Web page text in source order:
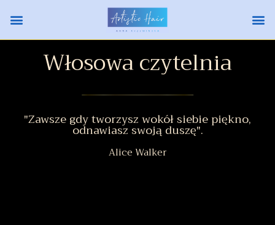
Włosowa czytelnia
"Zawsze gdy tworzysz wokół siebie piękno,
odnawiasz swoją duszę".
Alice Walker